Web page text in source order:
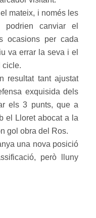
mateix, i només les
podrien canviar el
ocasions per cada
va errar la seva i el
cicle.
resultat tant ajustat
exquisida dels
els 3 punts, que a
el Lloret abocat a la
gol obra del Ros.
una nova posició
però lluny